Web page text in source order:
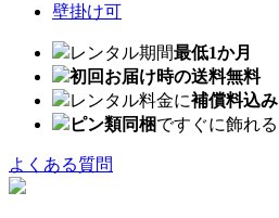
壁掛け可
レンタル期間最低1か月
初回お届け時の送料無料
レンタル料金に補償料込み
ピン類同梱ですぐに飾れる
よくある質問